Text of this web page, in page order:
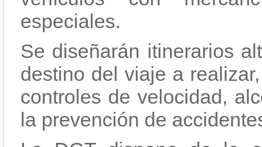
especiales.
Se diseñarán itinerarios
destino del viaje a
controles de velocidad,
la prevención de